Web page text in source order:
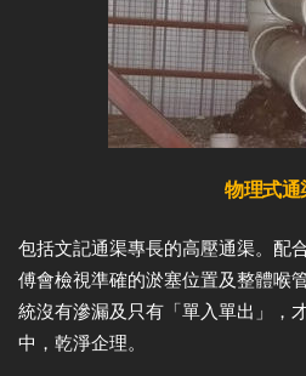
物理式通
包括文記通渠專長的高壓通渠。配
傅會檢視準確的淤塞位置及整體喉
統沒有滲漏及只有「單入單出」，
中，乾淨企理。